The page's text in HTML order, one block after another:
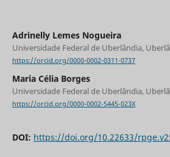
Adrinelly Lemes Nogueira
Universidade Federal de Uberlândia,
https://orcid.org/0000-0002-0311-0737
Maria Célia Borges
Universidade Federal de Uberlândia,
https://orcid.org/0000-0002-5445-023X
DOI: https://doi.org/10.22633/